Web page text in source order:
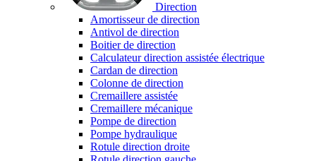
Direction
Amortisseur de direction
Antivol de direction
Boitier de direction
Calculateur direction assistée électrique
Cardan de direction
Colonne de direction
Cremaillere assistée
Cremaillere mécanique
Pompe de direction
Pompe hydraulique
Rotule direction droite